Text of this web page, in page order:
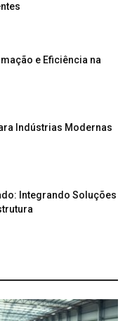
e Eficiência na
Indústrias Modernas
Integrando Soluções